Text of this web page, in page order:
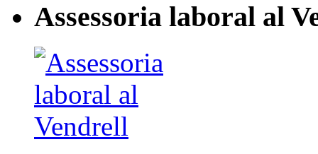
Assessoria laboral al